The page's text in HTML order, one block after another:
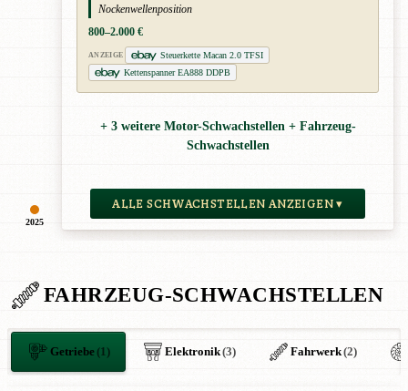
2025
Nockenwellenposition
800–2.000 €
ANZEIGE
Steuerkette Macan 2.0 TFSI
Kettenspanner EA888 DDPB
+ 3 weitere Motor-Schwachstellen + Fahrzeug-
Schwachstellen
ALLE SCHWACHSTELLEN ANZEIGEN ▾
FAHRZEUG-SCHWACHSTELLEN
Getriebe(1) Elektronik(3) Fahrwerk(2)